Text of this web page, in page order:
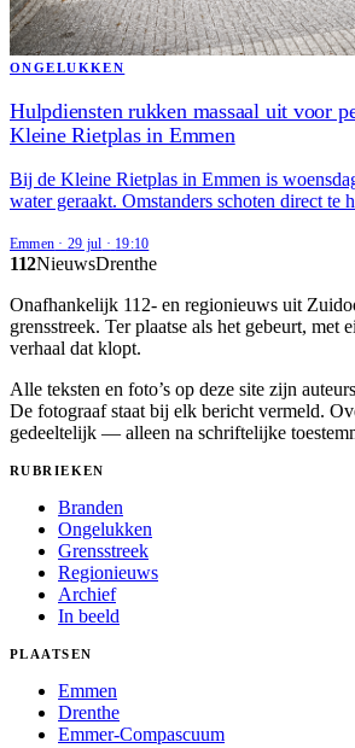
ONGELUKKEN
Hulpdiensten rukken massaal uit voor
Kleine Rietplas in Emmen
Bij de Kleine Rietplas in Emmen is
water geraakt. Omstanders schoten direct te
Emmen · 29 jul · 19:10
112NieuwsDrenthe
Onafhankelijk 112- en regionieuws uit
grensstreek. Ter plaatse als het gebeurt, met
verhaal dat klopt.
Alle teksten en foto’s op deze site zijn
De fotograaf staat bij elk bericht vermeld.
gedeeltelijk — alleen na schriftelijke
RUBRIEKEN
Branden
Ongelukken
Grensstreek
Regionieuws
Archief
In beeld
PLAATSEN
Emmen
Drenthe
Emmer-Compascuum